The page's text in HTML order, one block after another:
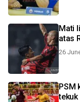
Mati
atas
26
PSM